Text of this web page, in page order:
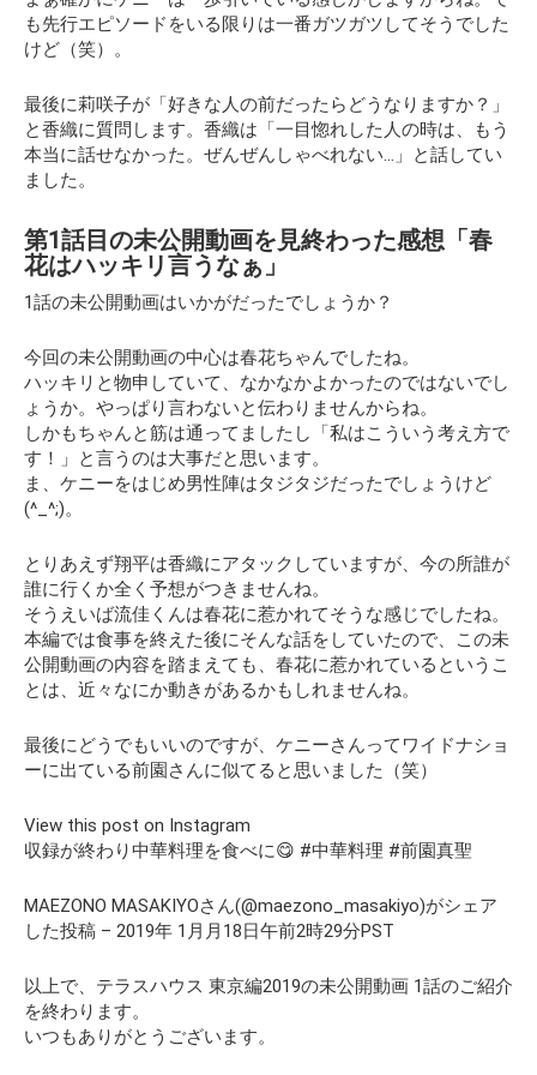
も先行エピソードをいる限りは一番ガツガツしてそうでした
けど（笑）。
最後に莉咲子が「好きな人の前だったらどうなりますか？」
と香織に質問します。香織は「一目惚れした人の時は、もう
本当に話せなかった。ぜんぜんしゃべれない…」と話してい
ました。
第1話目の未公開動画を見終わった感想「春
花はハッキリ言うなぁ」
1話の未公開動画はいかがだったでしょうか？
今回の未公開動画の中心は春花ちゃんでしたね。
ハッキリと物申していて、なかなかよかったのではないでし
ょうか。やっぱり言わないと伝わりませんからね。
しかもちゃんと筋は通ってましたし
「私はこういう考え方で
す！」
と言うのは大事だと思います。
ま、ケニーをはじめ男性陣はタジタジだったでしょうけど
(^_^;)。
とりあえず翔平は香織にアタックしていますが、今の所誰が
誰に行くか全く予想がつきませんね。
そうえいば流佳くんは春花に惹かれてそうな感じでしたね。
本編では食事を終えた後にそんな話をしていたので、この未
公開動画の内容を踏まえても、春花に惹かれているというこ
とは、近々なにか動きがあるかもしれませんね。
最後にどうでもいいのですが、ケニーさんってワイドナショ
ーに出ている前園さんに似てると思いました（笑）
View this post on Instagram
収録が終わり中華料理を食べに😋 #中華料理 #前園真聖
MAEZONO MASAKIYOさん(@maezono_masakiyo)がシェア
した投稿 – 2019年 1月月18日午前2時29分PST
以上で、テラスハウス 東京編2019の未公開動画 1話のご紹介
を終わります。
いつもありがとうございます。